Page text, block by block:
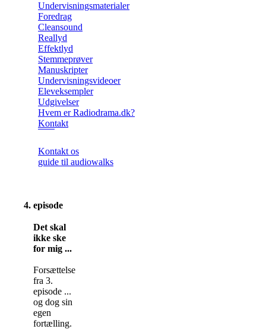
Undervisningsmaterialer
Foredrag
Cleansound
Reallyd
Effektlyd
Stemmeprøver
Manuskripter
Undervisningsvideoer
Eleveksempler
Udgivelser
Hvem er Radiodrama.dk?
Kontakt
Kontakt os
guide til audiowalks
4. episode
Det skal
ikke ske
for mig ...
Forsættelse
fra 3.
episode ...
og dog sin
egen
fortælling.